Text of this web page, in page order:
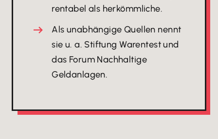
rentabel als herkömmliche.
Als unabhängige Quellen nennt
sie u. a. Stiftung Warentest und
das Forum Nachhaltige
Geldanlagen.